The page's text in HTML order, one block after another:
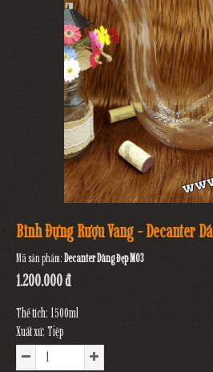
Bình Đựng Rượu Vang - Decanter
Mã sản phẩm:Decanter Dáng Đẹp M03
1.200.000 đ
Thể tích: 1500ml
Xuất xứ: Tiệp